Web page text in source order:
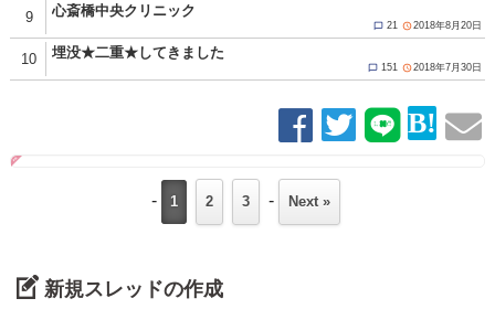
9 心斎橋中央クリニック
 21 2018年8月20日
10 埋没★二重★してきました
 151 2018年7月30日
- 1 2 3 - Next »
新規スレッドの作成